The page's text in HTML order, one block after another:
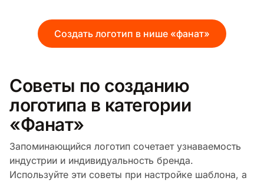
Создать логотип в нише «фанат»
Советы по созданию
логотипа в категории
«Фанат»
Запоминающийся логотип сочетает узнаваемость
индустрии и индивидуальность бренда.
Используйте эти советы при настройке шаблона, а